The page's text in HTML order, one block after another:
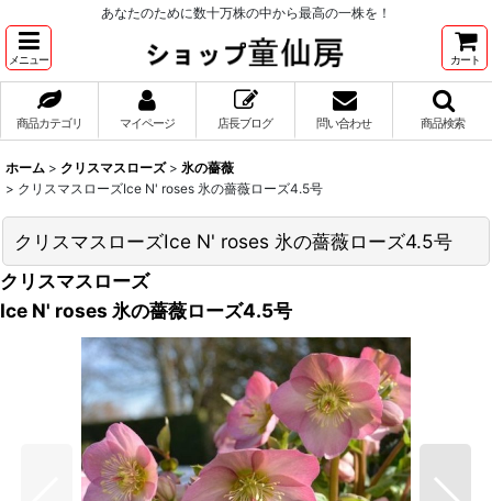
あなたのために数十万株の中から最高の一株を！
メニュー カート
商品カテゴリ マイページ 店長ブログ 問い合わせ 商品検索
ホーム > クリスマスローズ > 氷の薔薇
> クリスマスローズIce N' roses 氷の薔薇ローズ4.5号
クリスマスローズIce N' roses 氷の薔薇ローズ4.5号
クリスマスローズ
Ice N' roses 氷の薔薇ローズ4.5号